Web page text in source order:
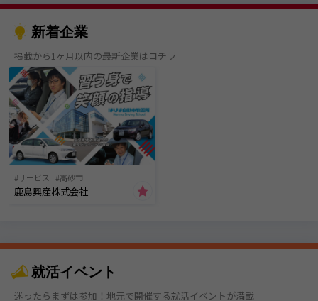
新着企業
掲載から1ヶ月以内の最新企業はコチラ
サービス 高砂市
鹿島興産株式会社
就活イベント
迷ったらまずは参加！地元で開催する就活イベントが満載